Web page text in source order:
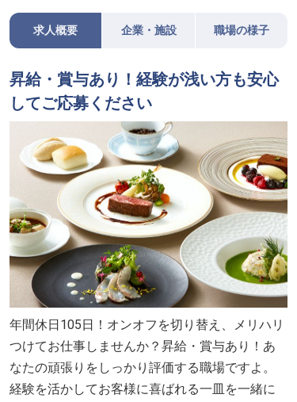
求人概要 企業・施設 職場の様子
昇給・賞与あり！経験が浅い方も安心
してご応募ください
年間休日105日！オンオフを切り替え、メリハリ
つけてお仕事しませんか？昇給・賞与あり！あ
なたの頑張りをしっかり評価する職場ですよ。
経験を活かしてお客様に喜ばれる一皿を一緒に